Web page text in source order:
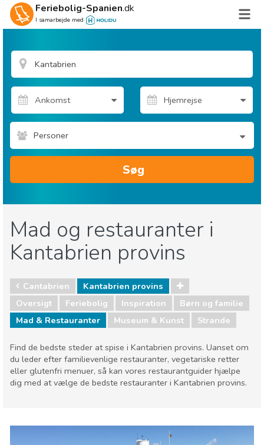
Feriebolig-Spanien.dk
I samarbejde med
Personer
Søg
Mad og restauranter i
Kantabrien provins
Cantabrien
Kantabrien provins
Oversigt
Feriebolig Inspiration
Børn og familie
Mad & Restauranter
Museum & Kunst Strande
Find de bedste steder at spise i Kantabrien provins. Uanset om
du leder efter familievenlige restauranter, vegetariske retter
eller glutenfri menuer, så kan vores restaurantguider hjælpe
dig med at vælge de bedste restauranter i Kantabrien provins.
Mad & Restauranter